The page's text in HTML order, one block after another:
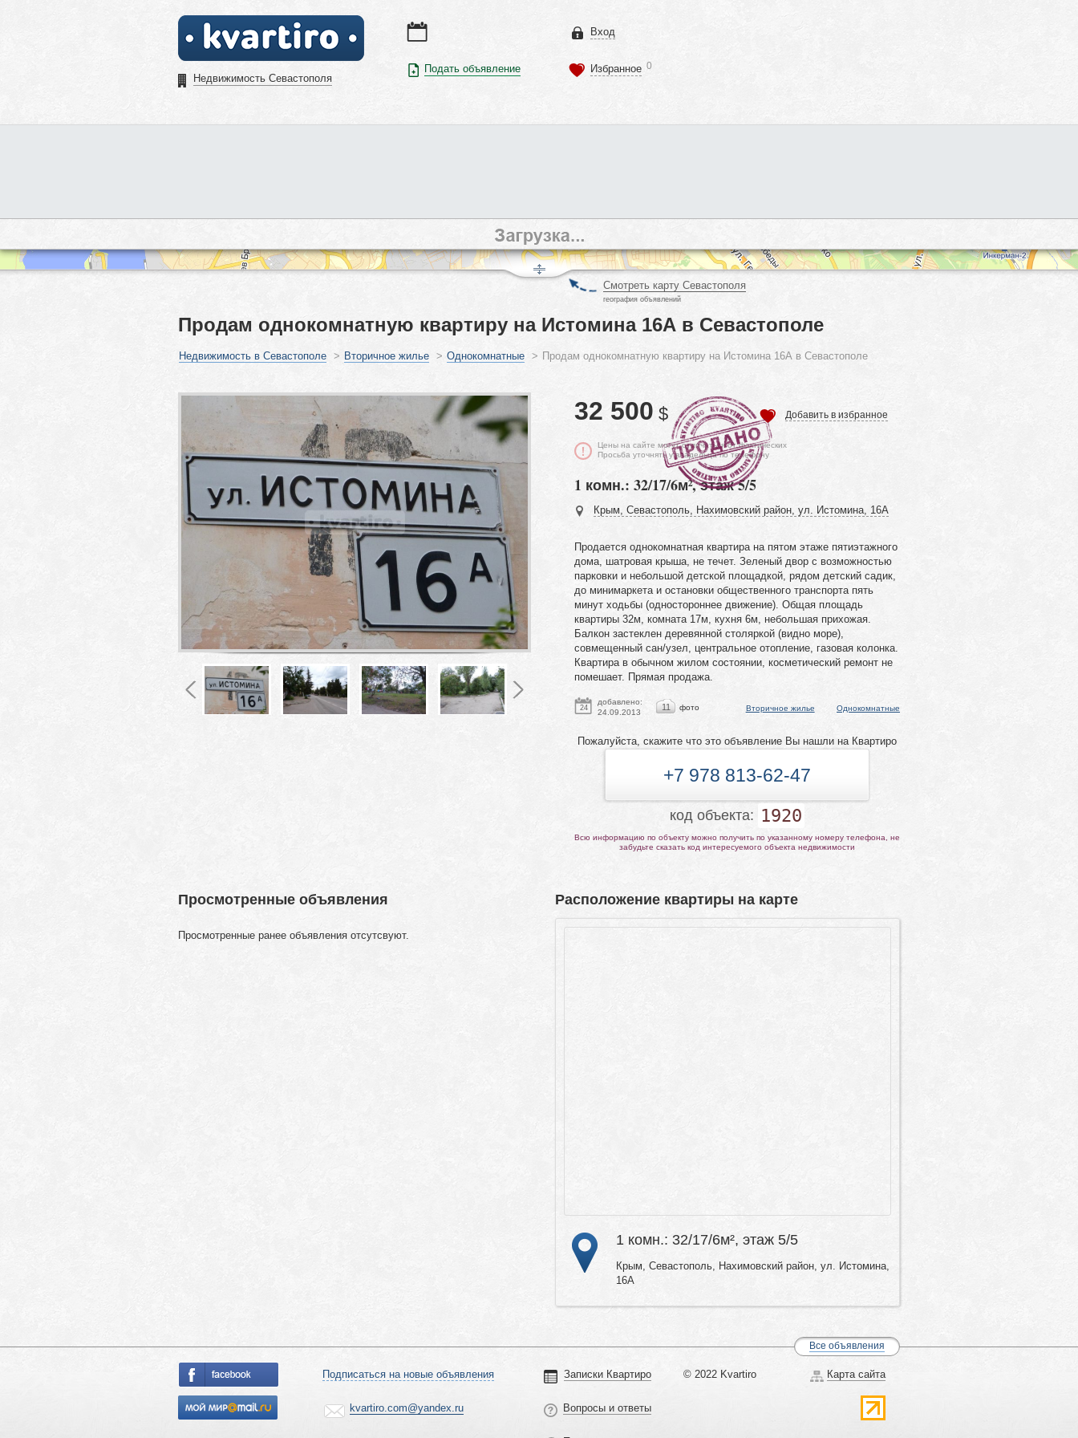
Недвижимость Севастополя
Подать объявление
Вход
Избранное 0
Смотреть карту Севастополя
география объявлений
Продам однокомнатную квартиру на Истомина 16А в Севастополе
Недвижимость в Севастополе > Вторичное жилье > Однокомнатные > Продам однокомнатную квартиру на Истомина 16А в Севастополе
32 500 $ Добавить в избранное
Цены на сайте могут отличаться от фактических
Просьба уточнять у владельца по телефону
1 комн.: 32/17/6м², этаж 5/5
Крым, Севастополь, Нахимовский район, ул. Истомина, 16А
Продается однокомнатная квартира на пятом этаже пятиэтажного
дома, шатровая крыша, не течет. Зеленый двор с возможностью
парковки и небольшой детской площадкой, рядом детский садик,
до минимаркета и остановки общественного транспорта пять
минут ходьбы (одностороннее движение). Общая площадь
квартиры 32м, комната 17м, кухня 6м, небольшая прихожая.
Балкон застеклен деревянной столяркой (видно море),
совмещенный сан/узел, центральное отопление, газовая колонка.
Квартира в обычном жилом состоянии, косметический ремонт не
помешает. Прямая продажа.
24
добавлено:
24.09.2013
11 фото Вторичное жилье Однокомнатные
Пожалуйста, скажите что это объявление Вы нашли на Квартиро
+7 978 813-62-47
код объекта: 1920
Всю информацию по объекту можно получить по указанному номеру телефона, не
забудьте сказать код интересуемого объекта недвижимости
Расположение квартиры на карте
1 комн.: 32/17/6м², этаж 5/5
Крым, Севастополь, Нахимовский район, ул. Истомина,
16А
Просмотренные объявления
Просмотренные ранее объявления отсутсвуют.
Все объявления
Подписаться на новые объявления
kvartiro.com@yandex.ru
Записки Квартиро
Вопросы и ответы
© 2022 Kvartiro Карта сайта